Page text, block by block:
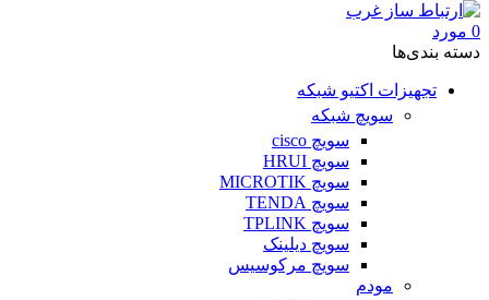
0 مورد
دسته‌ بندی‌ها
تجهیزات اکتیو شبکه
سویچ شبکه
سویچ cisco
سویچ HRUI
سویچ MICROTIK
سویچ TENDA
سویچ TPLINK
سویچ دیلینک
سویچ مرکوسیس
مودم